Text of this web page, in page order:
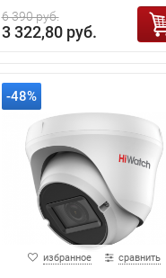
6 390 руб.
3 322,80 руб.
-48%
избранное сравнить